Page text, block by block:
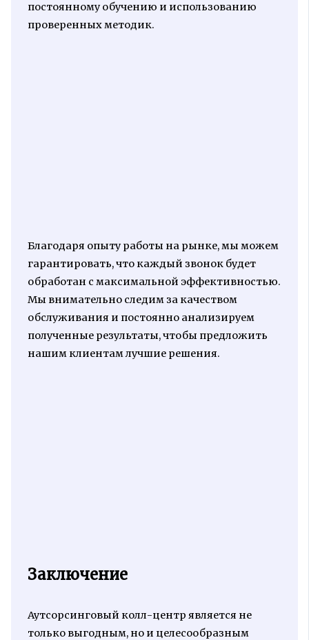
постоянному обучению и использованию
проверенных методик.
Благодаря опыту работы на рынке, мы можем
гарантировать, что каждый звонок будет
обработан с максимальной эффективностью.
Мы внимательно следим за качеством
обслуживания и постоянно анализируем
полученные результаты, чтобы предложить
нашим клиентам лучшие решения.
Заключение
Аутсорсинговый колл-центр является не
только выгодным, но и целесообразным